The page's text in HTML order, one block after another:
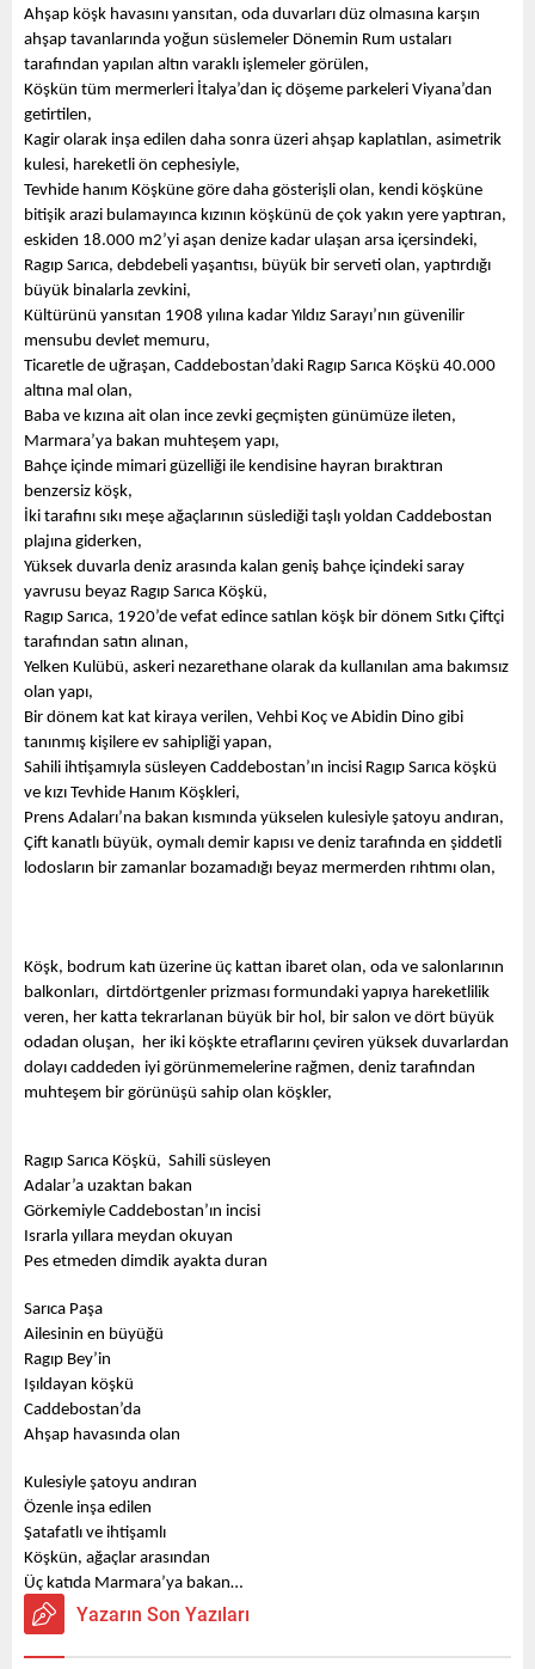
Ahşap köşk havasını yansıtan, oda duvarları düz olmasına karşın
ahşap tavanlarında yoğun süslemeler Dönemin Rum ustaları
tarafından yapılan altın varaklı işlemeler görülen,
Köşkün tüm mermerleri İtalya’dan iç döşeme parkeleri Viyana’dan
getirtilen,
Kagir olarak inşa edilen daha sonra üzeri ahşap kaplatılan, asimetrik
kulesi, hareketli ön cephesiyle,
Tevhide hanım Köşküne göre daha gösterişli olan, kendi köşküne
bitişik arazi bulamayınca kızının köşkünü de çok yakın yere yaptıran,
eskiden 18.000 m2’yi aşan denize kadar ulaşan arsa içersindeki,
Ragıp Sarıca, debdebeli yaşantısı, büyük bir serveti olan, yaptırdığı
büyük binalarla zevkini,
Kültürünü yansıtan 1908 yılına kadar Yıldız Sarayı’nın güvenilir
mensubu devlet memuru,
Ticaretle de uğraşan, Caddebostan’daki Ragıp Sarıca Köşkü 40.000
altına mal olan,
Baba ve kızına ait olan ince zevki geçmişten günümüze ileten,
Marmara’ya bakan muhteşem yapı,
Bahçe içinde mimari güzelliği ile kendisine hayran bıraktıran
benzersiz köşk,
İki tarafını sıkı meşe ağaçlarının süslediği taşlı yoldan Caddebostan
plajına giderken,
Yüksek duvarla deniz arasında kalan geniş bahçe içindeki saray
yavrusu beyaz Ragıp Sarıca Köşkü,
Ragıp Sarıca, 1920’de vefat edince satılan köşk bir dönem Sıtkı Çiftçi
tarafından satın alınan,
Yelken Kulübü, askeri nezarethane olarak da kullanılan ama bakımsız
olan yapı,
Bir dönem kat kat kiraya verilen, Vehbi Koç ve Abidin Dino gibi
tanınmış kişilere ev sahipliği yapan,
Sahili ihtişamıyla süsleyen Caddebostan’ın incisi Ragıp Sarıca köşkü
ve kızı Tevhide Hanım Köşkleri,
Prens Adaları’na bakan kısmında yükselen kulesiyle şatoyu andıran,
Çift kanatlı büyük, oymalı demir kapısı ve deniz tarafında en şiddetli
lodosların bir zamanlar bozamadığı beyaz mermerden rıhtımı olan,
Köşk, bodrum katı üzerine üç kattan ibaret olan, oda ve salonlarının
balkonları,  dirtdörtgenler prizması formundaki yapıya hareketlilik
veren, her katta tekrarlanan büyük bir hol, bir salon ve dört büyük
odadan oluşan,  her iki köşkte etraflarını çeviren yüksek duvarlardan
dolayı caddeden iyi görünmemelerine rağmen, deniz tarafından
muhteşem bir görünüşü sahip olan köşkler,
Ragıp Sarıca Köşkü,  Sahili süsleyen
Adalar’a uzaktan bakan
Görkemiyle Caddebostan’ın incisi
Israrla yıllara meydan okuyan
Pes etmeden dimdik ayakta duran
Sarıca Paşa
Ailesinin en büyüğü
Ragıp Bey’in
Işıldayan köşkü
Caddebostan’da
Ahşap havasında olan
Kulesiyle şatoyu andıran
Özenle inşa edilen
Şatafatlı ve ihtişamlı
Köşkün, ağaçlar arasından
Üç katıda Marmara’ya bakan…
Yazarın Son Yazıları